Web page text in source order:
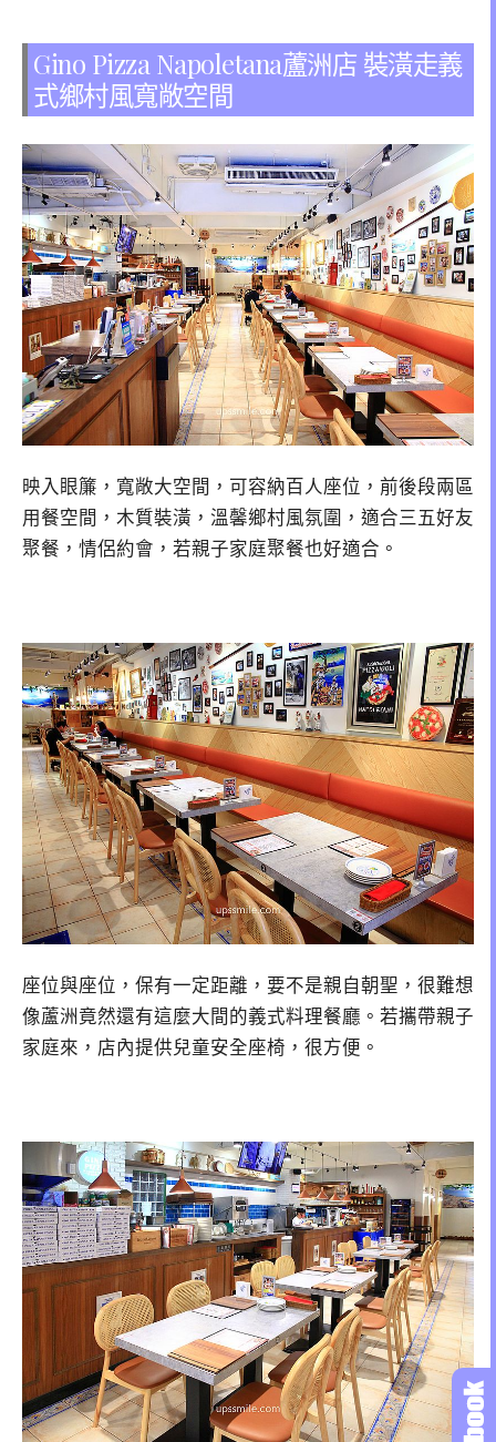
Gino Pizza Napoletana蘆洲店 裝潢走義
式鄉村風寬敞空間
映入眼簾，寬敞大空間，可容納百人座位，前後段兩區
用餐空間，木質裝潢，溫馨鄉村風氛圍，適合三五好友
聚餐，情侶約會，若親子家庭聚餐也好適合。
座位與座位，保有一定距離，要不是親自朝聖，很難想
像蘆洲竟然還有這麼大間的義式料理餐廳。若攜帶親子
家庭來，店內提供兒童安全座椅，很方便。